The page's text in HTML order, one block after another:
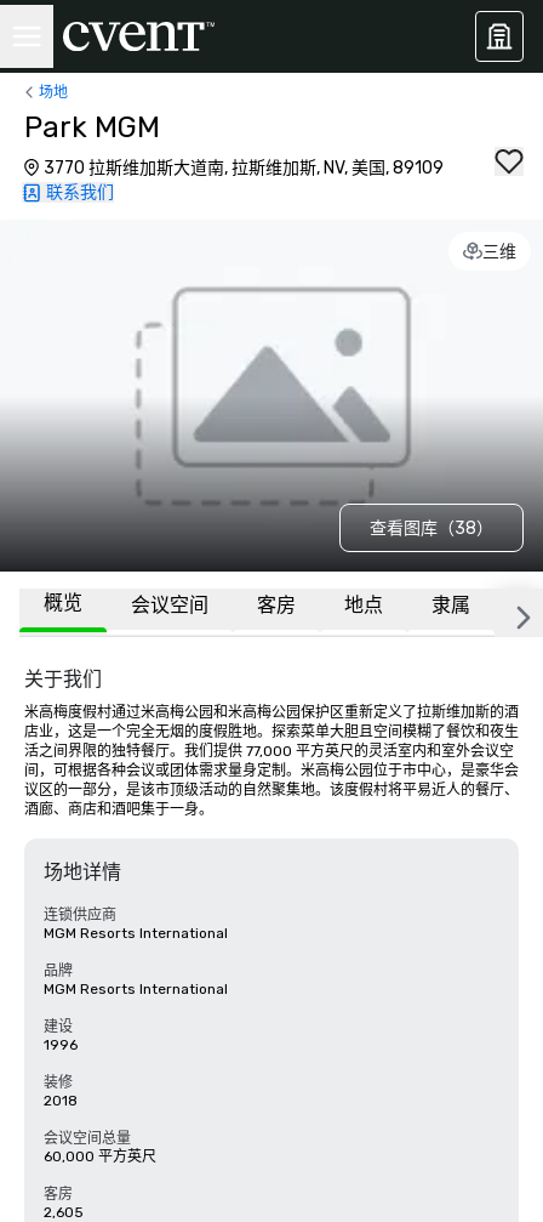
场地
Park MGM
3770 拉斯维加斯大道南, 拉斯维加斯, NV, 美国, 89109
联系我们
三维
查看图库（38）
概览 会议空间 客房 地点 隶属 更
关于我们
米高梅度假村通过米高梅公园和米高梅公园保护区重新定义了拉斯维加斯的酒
店业，这是一个完全无烟的度假胜地。探索菜单大胆且空间模糊了餐饮和夜生
活之间界限的独特餐厅。我们提供 77,000 平方英尺的灵活室内和室外会议空
间，可根据各种会议或团体需求量身定制。米高梅公园位于市中心，是豪华会
议区的一部分，是该市顶级活动的自然聚集地。该度假村将平易近人的餐厅、
酒廊、商店和酒吧集于一身。
场地详情
连锁供应商
MGM Resorts International
品牌
MGM Resorts International
建设
1996
装修
2018
会议空间总量
60,000 平方英尺
客房
2,605